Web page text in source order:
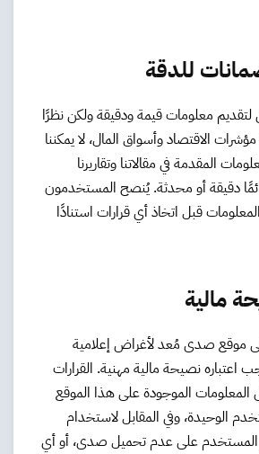
للدقة
معلومات قيمة ودقيقة ولكن نظرًا
الاقتصاد وأسواق المال، لا يمكننا
المقدمة في مقالاتنا وتقاريرنا
دقيقة أو محدثة. يُنصح المستخدمون
قبل اتخاذ أي قرارات استنادًا
مالية
موقع صدى مُعد لأغراض إعلامية
اعتباره نصيحة مالية مهنية. القرارات
المعلومات الموجودة على هذا الموقع
الوحيدة، وفي المقابل لاستخدام
على عدم تحميل صدى، أو أي